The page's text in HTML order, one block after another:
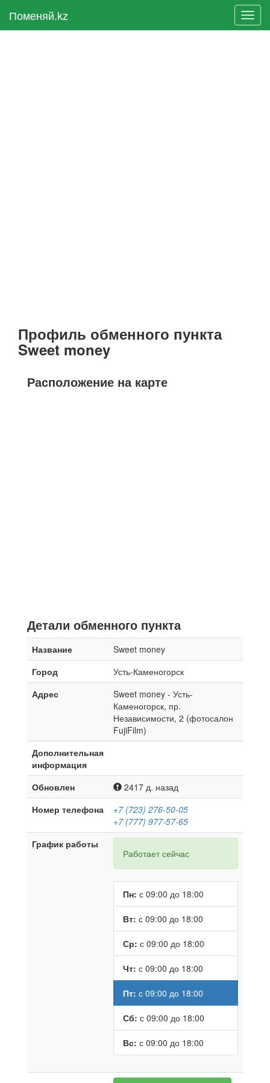
Поменяй.kz
Профиль обменного пункта
Sweet money
Расположение на карте
Детали обменного пункта
Название
Sweet money
Город
Усть-Каменогорск
Адрес
Sweet money - Усть-
Каменогорск, пр.
Независимости, 2 (фотосалон
FujiFilm)
Дополнительная
информация
Обновлен
2417 д. назад
Номер телефона
+7 (723) 276-50-05
+7 (777) 977-57-65
График работы
Работает сейчас
Пн: с 09:00 до 18:00
Вт: с 09:00 до 18:00
Ср: с 09:00 до 18:00
Чт: с 09:00 до 18:00
Пт: с 09:00 до 18:00
Сб: с 09:00 до 18:00
Вс: с 09:00 до 18:00